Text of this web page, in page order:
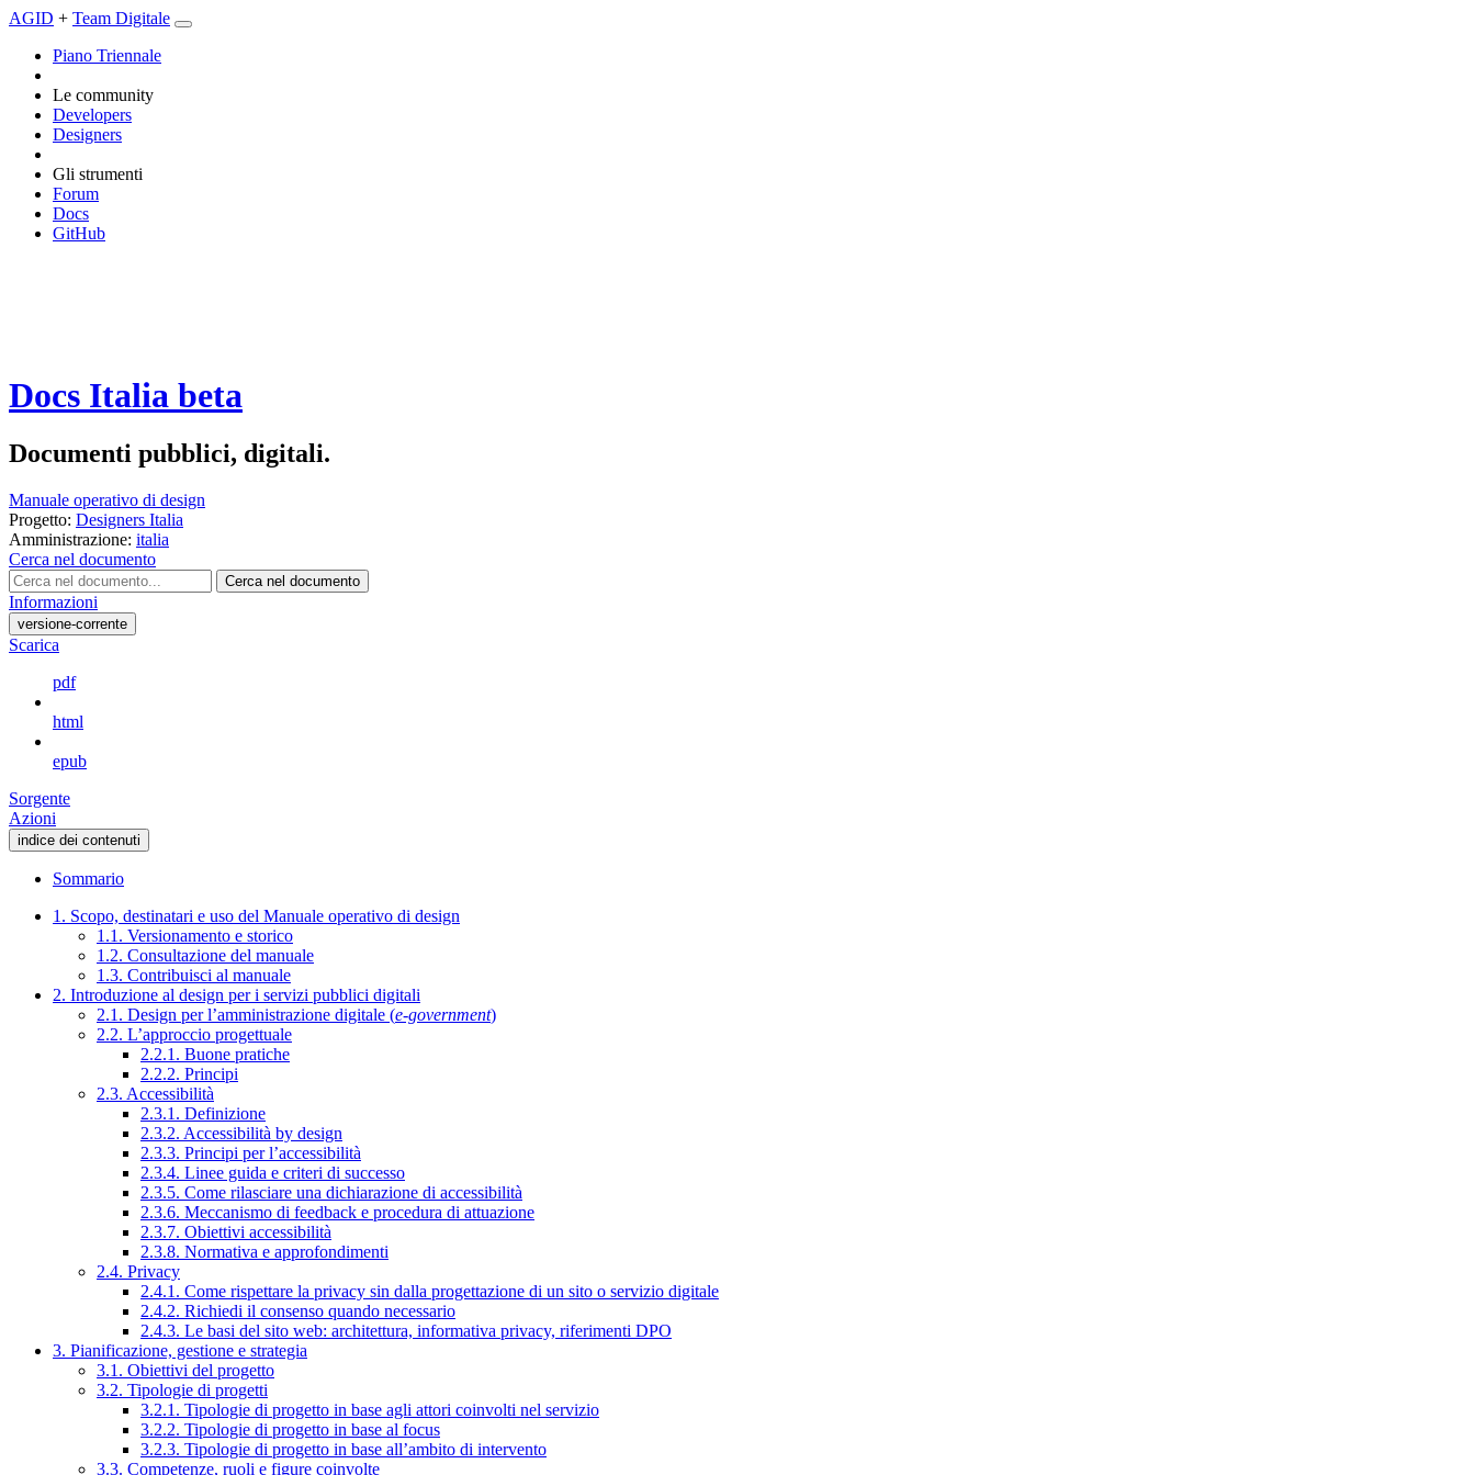
AGID + Team Digitale
Piano Triennale
Le community
Developers
Designers
Gli strumenti
Forum
Docs
GitHub
Docs Italia beta
Documenti pubblici, digitali.
Manuale operativo di design
Progetto: Designers Italia
Amministrazione: italia
Cerca nel documento
Cerca nel documento
Informazioni
versione-corrente
Scarica
pdf
html
epub
Sorgente
Azioni
indice dei contenuti
Sommario
1. Scopo, destinatari e uso del Manuale operativo di design
1.1. Versionamento e storico
1.2. Consultazione del manuale
1.3. Contribuisci al manuale
2. Introduzione al design per i servizi pubblici digitali
2.1. Design per l’amministrazione digitale (e-government)
2.2. L’approccio progettuale
2.2.1. Buone pratiche
2.2.2. Principi
2.3. Accessibilità
2.3.1. Definizione
2.3.2. Accessibilità by design
2.3.3. Principi per l’accessibilità
2.3.4. Linee guida e criteri di successo
2.3.5. Come rilasciare una dichiarazione di accessibilità
2.3.6. Meccanismo di feedback e procedura di attuazione
2.3.7. Obiettivi accessibilità
2.3.8. Normativa e approfondimenti
2.4. Privacy
2.4.1. Come rispettare la privacy sin dalla progettazione di un sito o servizio digitale
2.4.2. Richiedi il consenso quando necessario
2.4.3. Le basi del sito web: architettura, informativa privacy, riferimenti DPO
3. Pianificazione, gestione e strategia
3.1. Obiettivi del progetto
3.2. Tipologie di progetti
3.2.1. Tipologie di progetto in base agli attori coinvolti nel servizio
3.2.2. Tipologie di progetto in base al focus
3.2.3. Tipologie di progetto in base all’ambito di intervento
3.3. Competenze, ruoli e figure coinvolte